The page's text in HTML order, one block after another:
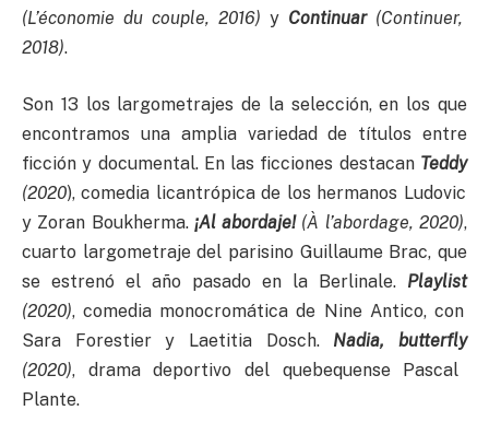
(L’économie du couple, 2016) y Continuar(Continuer,
2018).
Son 13 los largometrajes de la selección, en los que
encontramos una amplia variedad de títulos entre
ficción y documental. En las ficciones destacan Teddy
(2020), comedia licantrópica de los hermanos Ludovic
y Zoran Boukherma. ¡Al abordaje!(À l’abordage, 2020),
cuarto largometraje del parisino Guillaume Brac, que
se estrenó el año pasado en la Berlinale. Playlist
(2020), comedia monocromática de Nine Antico, con
Sara Forestier y Laetitia Dosch. Nadia, butterfly
(2020), drama deportivo del quebequense Pascal
Plante.